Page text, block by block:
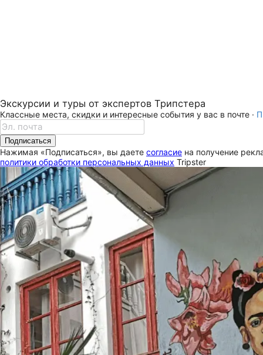
Экскурсии и туры от экспертов Трипстера
Классные места, скидки и интересные события у вас в почте ·
Подписаться
Нажимая «Подписаться», вы даете согласие на получение
политики обработки персональных данных Tripster